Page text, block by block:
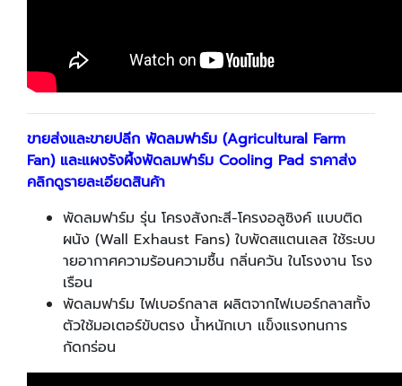
ขายส่งและขายปลีก พัดลมฟาร์ม (Agricultural Farm
Fan) และแผงรังผึ้งพัดลมฟาร์ม Cooling Pad ราคาส่ง
คลิกดูรายละเอียดสินค้า
พัดลมฟาร์ม รุ่น โครงสังกะสี-โครงอลูซิงค์ แบบติด
ผนัง (Wall Exhaust Fans) ใบพัดสแตนเลส ใช้ระบบ
ายอากาศความร้อนความชื้น กลิ่นควัน ในโรงงาน โรง
เรือน
พัดลมฟาร์ม ไฟเบอร์กลาส ผลิตจากไฟเบอร์กลาสทั้ง
ตัวใช้มอเตอร์ขับตรง น้ำหนักเบา แข็งแรงทนการ
กัดกร่อน